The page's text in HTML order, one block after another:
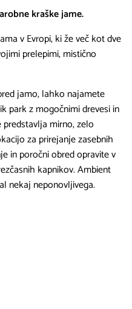
kraške jame.
v Evropi, ki že več kot dve
prelepimi, mistično
jamo, lahko najamete
park z mogočnimi drevesi in
mirno, zelo
za prirejanje zasebnih
in poročni obred opravite v
kapnikov. Ambient
nekaj neponovljivega.